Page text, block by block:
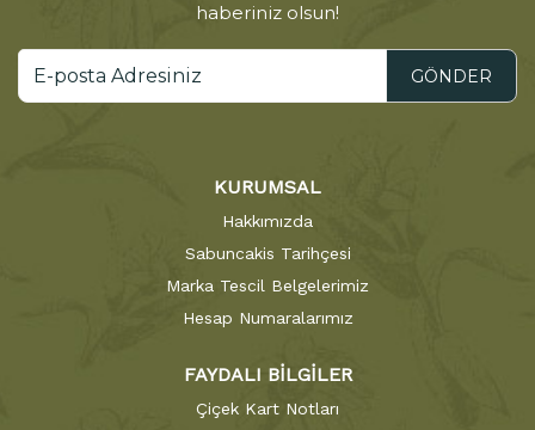
haberiniz olsun!
GÖNDER
KURUMSAL
Hakkımızda
Sabuncakis Tarihçesi
Marka Tescil Belgelerimiz
Hesap Numaralarımız
FAYDALI BİLGİLER
Çiçek Kart Notları